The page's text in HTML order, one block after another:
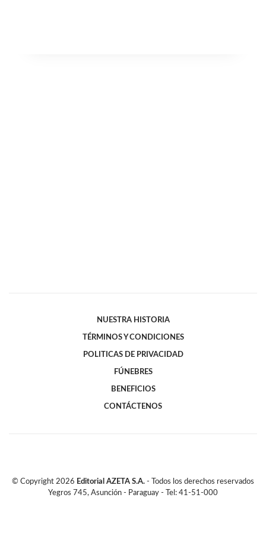
NUESTRA HISTORIA
TÉRMINOS Y CONDICIONES
POLITICAS DE PRIVACIDAD
FÚNEBRES
BENEFICIOS
CONTÁCTENOS
© Copyright 2026 Editorial AZETA S.A. - Todos los derechos reservados
Yegros 745, Asunción - Paraguay - Tel: 41-51-000